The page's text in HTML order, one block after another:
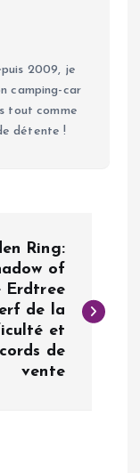
2009, je
camping-car
tout comme
détente !
Ring:
of
Erdtree
de la
et
de
vente